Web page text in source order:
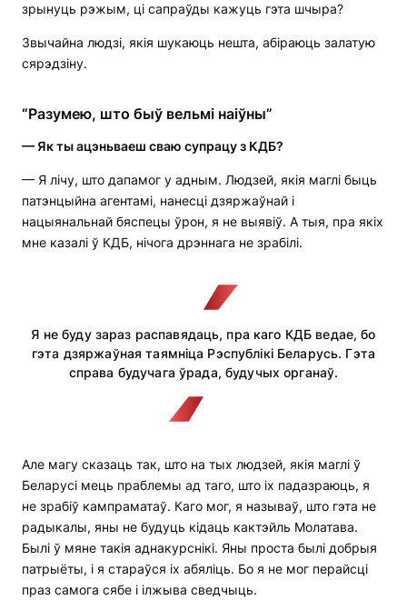
зрынуць рэжым, ці сапраўды кажуць гэта шчыра?
Звычайна людзі, якія шукаюць нешта, абіраюць залатую
сярэдзіну.
“Разумею, што быў вельмі наіўны”
— Як ты ацэньваеш сваю супрацу з КДБ?
— Я лічу, што дапамог у адным. Людзей, якія маглі быць
патэнцыйна агентамі, нанесці дзяржаўнай і
нацыянальнай бяспецы ўрон, я не выявіў. А тыя, пра якіх
мне казалі ў КДБ, нічога дрэннага не зрабілі.
Я не буду зараз распавядаць, пра каго КДБ ведае, бо
гэта дзяржаўная таямніца Рэспублікі Беларусь. Гэта
справа будучага ўрада, будучых органаў.
Але магу сказаць так, што на тых людзей, якія маглі ў
Беларусі мець праблемы ад таго, што іх падазраюць, я
не зрабіў кампраматаў. Каго мог, я называў, што гэта не
радыкалы, яны не будуць кідаць кактэйль Молатава.
Былі ў мяне такія аднакурснікі. Яны проста былі добрыя
патрыёты, і я стараўся іх абяліць. Бо я не мог перайсці
праз самога сябе і ілжыва сведчыць.